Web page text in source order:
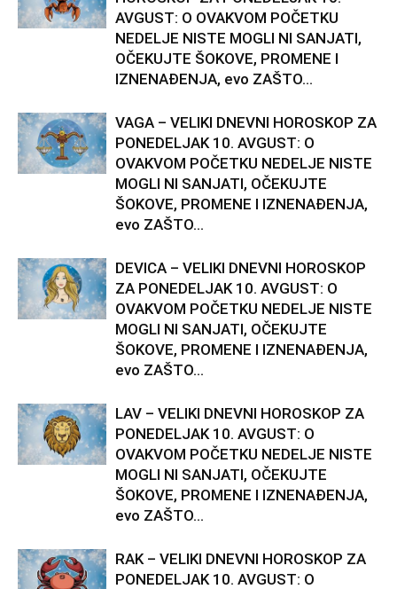
AVGUST: O OVAKVOM POČETKU
NEDELJE NISTE MOGLI NI SANJATI,
OČEKUJTE ŠOKOVE, PROMENE I
IZNENAĐENJA, evo ZAŠTO...
VAGA – VELIKI DNEVNI HOROSKOP ZA
PONEDELJAK 10. AVGUST: O
OVAKVOM POČETKU NEDELJE NISTE
MOGLI NI SANJATI, OČEKUJTE
ŠOKOVE, PROMENE I IZNENAĐENJA,
evo ZAŠTO...
DEVICA – VELIKI DNEVNI HOROSKOP
ZA PONEDELJAK 10. AVGUST: O
OVAKVOM POČETKU NEDELJE NISTE
MOGLI NI SANJATI, OČEKUJTE
ŠOKOVE, PROMENE I IZNENAĐENJA,
evo ZAŠTO...
LAV – VELIKI DNEVNI HOROSKOP ZA
PONEDELJAK 10. AVGUST: O
OVAKVOM POČETKU NEDELJE NISTE
MOGLI NI SANJATI, OČEKUJTE
ŠOKOVE, PROMENE I IZNENAĐENJA,
evo ZAŠTO...
RAK – VELIKI DNEVNI HOROSKOP ZA
PONEDELJAK 10. AVGUST: O